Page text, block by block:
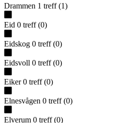
Drammen 1 treff (1)
Eid 0 treff (0)
Eidskog 0 treff (0)
Eidsvoll 0 treff (0)
Eiker 0 treff (0)
Elnesvågen 0 treff (0)
Elverum 0 treff (0)